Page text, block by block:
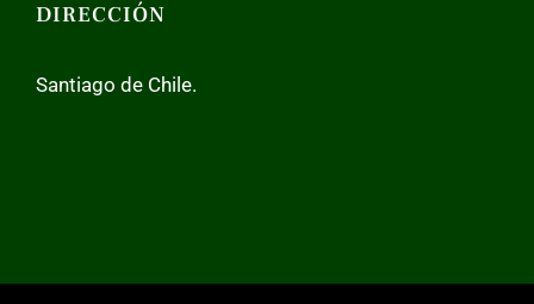
DIRECCIÓN
Santiago de Chile.